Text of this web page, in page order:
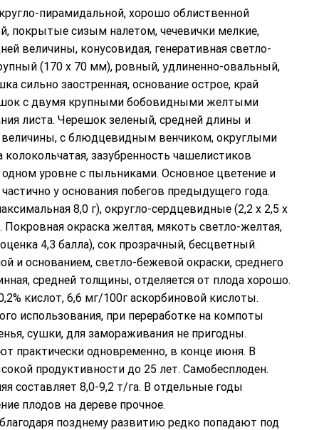
пирамидальной, хорошо облиственной
покрытые сизым налетом, чечевички мелкие,
величины, конусовидая, генеративная светло-
(170 х 70 мм), ровный, удлиненно-овальный,
сильно заостренная, основание острое, край
с двумя крупными бобовидными желтыми
листа. Черешок зеленый, средней длины и
с блюдцевидным венчиком, округлыми
зазубренность чашелистиков
уровне с пыльниками. Основное цветение и
у основания побегов предыдущего года.
8,0 г), округло-сердцевидные (2,2 х 2,5 х
окраска желтая, мякоть светло-желтая,
4,3 балла), сок прозрачный, бесцветный.
и основанием, светло-бежевой окраски, среднего
средней толщины, отделяется от плода хорошо.
кислот, 6,6 мг/100г аскорбиновой кислоты.
использования, при переработке на компоты
сушки, для замораживания не пригодны.
практически одновременно, в конце июня. В
продуктивности до 25 лет. Самобесплоден.
составляет 8,0-9,2 т/га. В отдельные годы
плодов на дереве прочное.
позднему развитию редко попадают под